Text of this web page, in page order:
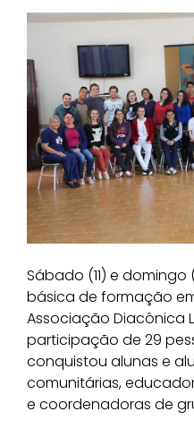
Sábado (11) e
básica de formação
Associação Diacônica
participação de 29
conquistou alunas e
comunitárias,
e coordenadoras de